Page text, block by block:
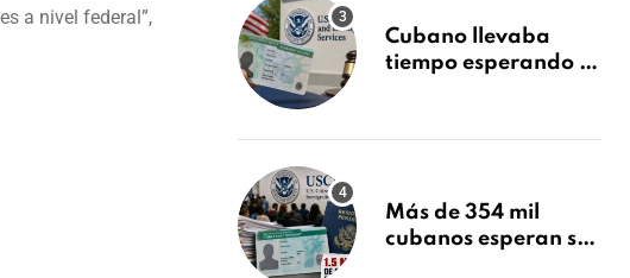
a nivel federal”,
Cubano llevaba
tiempo esperando su
tras Writ of
Más de 354 mil
cubanos esperan su